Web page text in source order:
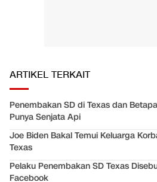
ARTIKEL TERKAIT
Penembakan SD di Texas dan
Punya Senjata Api
Joe Biden Bakal Temui Keluarga
Texas
Pelaku Penembakan SD Texas
Facebook